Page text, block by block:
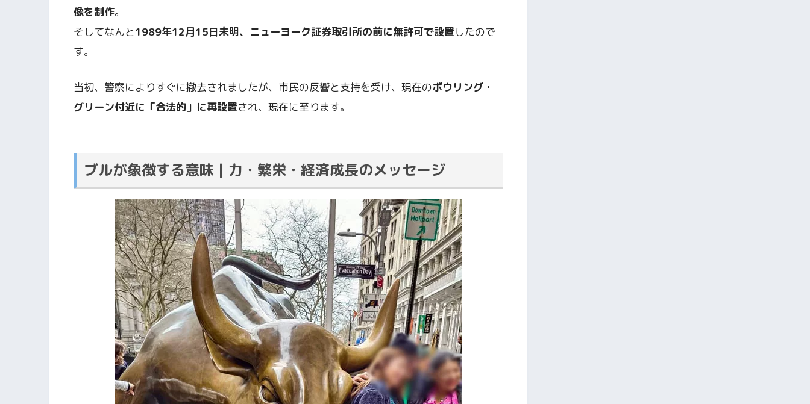
像を制作。
そしてなんと1989年12月15日未明、ニューヨーク証券取引所の前に無許可で設置したので
す。
当初、警察によりすぐに撤去されましたが、市民の反響と支持を受け、現在のボウリング・
グリーン付近に「合法的」に再設置され、現在に至ります。
ブルが象徴する意味｜力・繁栄・経済成長のメッセージ